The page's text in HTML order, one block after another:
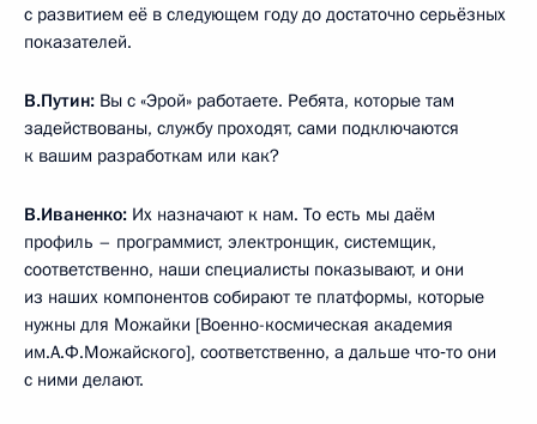
с развитием её в следующем году до достаточно серьёзных
показателей.
В.Путин: Вы с «Эрой» работаете. Ребята, которые там
задействованы, службу проходят, сами подключаются
к вашим разработкам или как?
В.Иваненко: Их назначают к нам. То есть мы даём
профиль – программист, электронщик, системщик,
соответственно, наши специалисты показывают, и они
из наших компонентов собирают те платформы, которые
нужны для Можайки [Военно-космическая академия
им.А.Ф.Можайского], соответственно, а дальше что‑то они
с ними делают.